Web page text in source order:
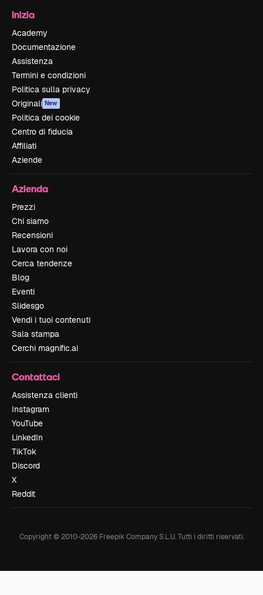
Inizia
Academy
Documentazione
Assistenza
Termini e condizioni
Politica sulla privacy
Originali New
Politica dei cookie
Centro di fiducia
Affiliati
Aziende
Azienda
Prezzi
Chi siamo
Recensioni
Lavora con noi
Cerca tendenze
Blog
Eventi
Slidesgo
Vendi i tuoi contenuti
Sala stampa
Cerchi magnific.ai
Contattaci
Assistenza clienti
Instagram
YouTube
LinkedIn
TikTok
Discord
X
Reddit
Copyright © 2010-2026Freepik Company S.L.U. Tutti i diritti riservati.